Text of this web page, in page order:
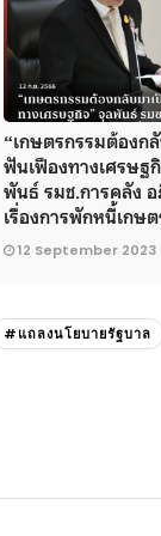
“เกษตรกรรมต้องก
ฟันเฟืองทางเศรษฐ
พันธ์ รมช.การคลัง
เรื่องการพักหนี้เกษ
12 September 2023
#แถลงนโยบายรัฐบาล